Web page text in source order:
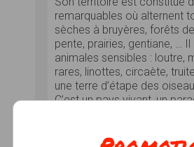
remarquables où alternent
sèches à bruyères, forêts
pente, prairies, gentiane, …
animales sensibles : loutre,
rares, linottes, circaète,
une terre d’étape des
C’est un pays vivant, un
d’une large palette
« savoir – faire », un pays